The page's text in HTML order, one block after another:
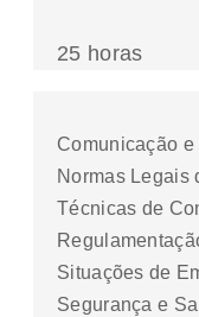
25 horas
Comunicação
Normas Legais
Técnicas de
Situações de
Segurança e